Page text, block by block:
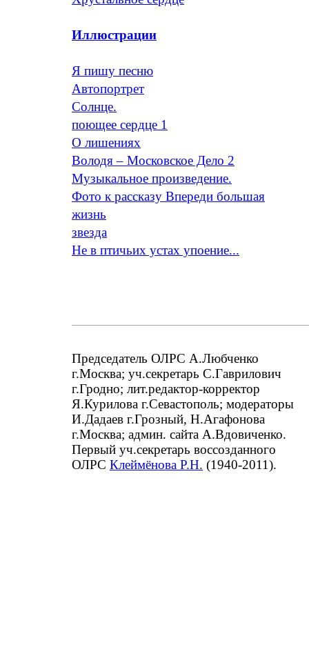
Иллюстрации
Я пишу песню
Автопортрет
Солнце.
поющее сердце 1
O лишениях
Володя – Московское Дело 2
Музыкальное произведение.
Фото к рассказу Впереди большая
жизнь
звезда
Не в птичьих устах упоение...
Председатель ОЛРС А.Любченко
г.Москва; уч.секретарь С.Гаврилович
г.Гродно; лит.редактор-корректор
Я.Курилова г.Севастополь; модераторы
И.Дадаев г.Грозный, Н.Агафонова
г.Москва; админ. сайта А.Вдовиченко.
Первый уч.секретарь воссозданного
ОЛРС Клеймёнова Р.Н. (1940-2011).